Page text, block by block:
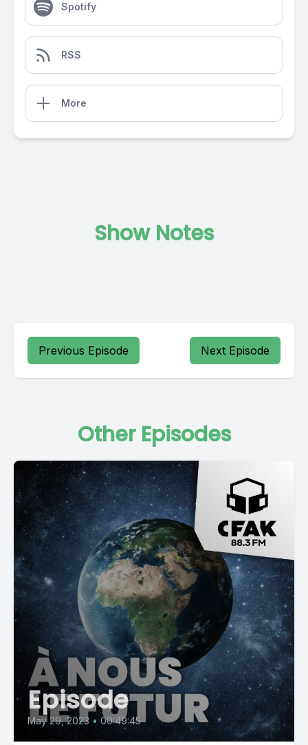
Spotify
RSS
More
Show Notes
Previous Episode Next Episode
Other Episodes
Episode
May 29, 2023 • 00:49:45